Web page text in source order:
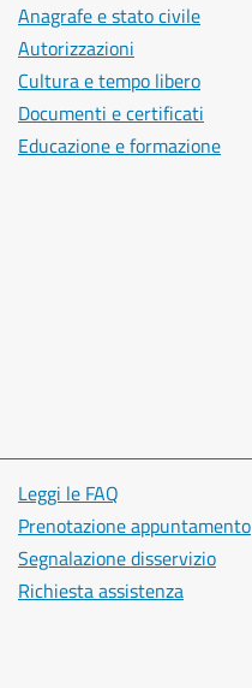
Anagrafe e stato civile
Autorizzazioni
Cultura e tempo libero
Documenti e certificati
Educazione e formazione
Leggi le FAQ
Prenotazione appuntamento
Segnalazione disservizio
Richiesta assistenza